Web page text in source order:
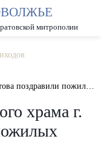
А А
митрополии
людей со светлым праздником Пасхи
храма г.